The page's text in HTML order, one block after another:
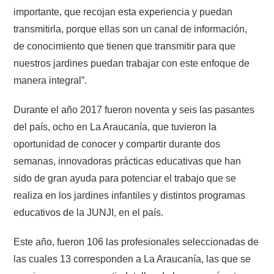
importante, que recojan esta experiencia y puedan
transmitirla, porque ellas son un canal de información,
de conocimiento que tienen que transmitir para que
nuestros jardines puedan trabajar con este enfoque de
manera integral”.
Durante el año 2017 fueron noventa y seis las pasantes
del país, ocho en La Araucanía, que tuvieron la
oportunidad de conocer y compartir durante dos
semanas, innovadoras prácticas educativas que han
sido de gran ayuda para potenciar el trabajo que se
realiza en los jardines infantiles y distintos programas
educativos de la JUNJI, en el país.
Este año, fueron 106 las profesionales seleccionadas de
las cuales 13 corresponden a La Araucanía, las que se